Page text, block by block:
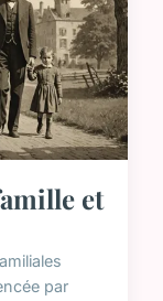
et
par